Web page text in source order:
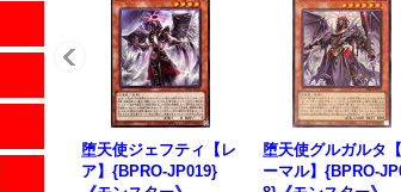
堕天使ジェフティ【レ
ア】{BPRO-JP019}
堕天使グルガルタ
ーマル】{BPRO-